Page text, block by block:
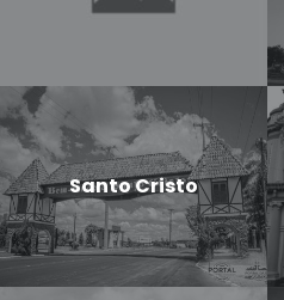
Santo Cristo